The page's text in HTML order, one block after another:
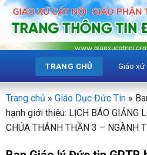
Bỏ
qua
dung
TRANG CHỦ Giáo xứ
Trang chủ » Giáo Dục Đức Tin »
hạnh giới thiệu: LỊCH BÁO GIẢNG
CHÚA THÁNH THẦN 3 – NGÀNH